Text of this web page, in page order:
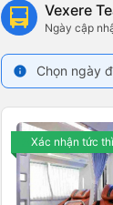
Vexere
Ngày cập
info Chọn ngày
Xác nhận tức thì